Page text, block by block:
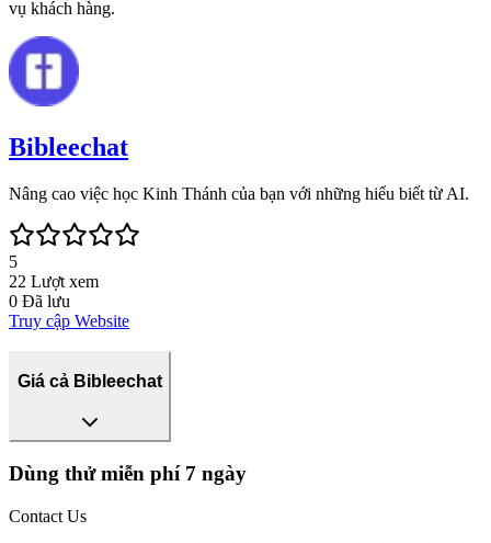
vụ khách hàng.
Bibleechat
Nâng cao việc học Kinh Thánh của bạn với những hiểu biết từ AI.
5
22 Lượt xem
0 Đã lưu
Truy cập Website
Giá cả Bibleechat
Dùng thử miễn phí 7 ngày
Contact Us